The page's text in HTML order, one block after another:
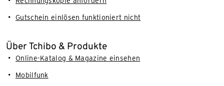
Gutschein einlösen funktioniert nicht
Über Tchibo & Produkte
Online-Katalog & Magazine einsehen
Mobilfunk